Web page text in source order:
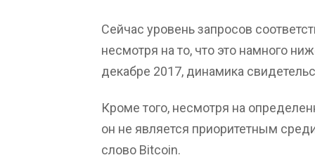
Сейчас уровень запросов
несмотря на то, что это намного
декабре 2017, динамика
Кроме того, несмотря на
он не является приоритетным
слово Bitcoin.